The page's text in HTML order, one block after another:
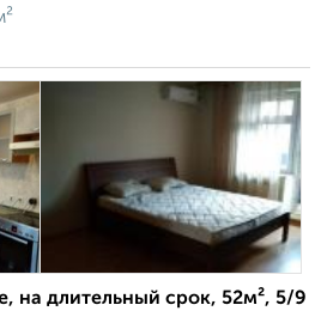
на длительный срок, 52м², 5/9